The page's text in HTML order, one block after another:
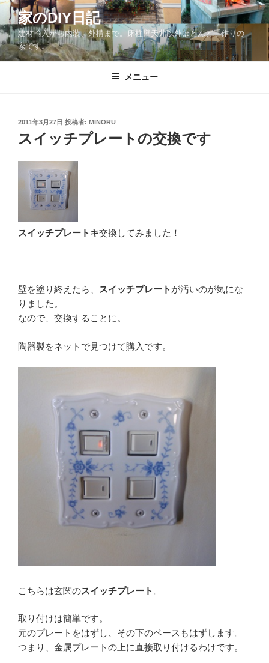
コ
テ
ン
ツ
家のDIY日記
建材輸入から内装、外構まで。床柱壁天井以外ほとんど手作りの
家です。
メニュー
投
稿
日:
2011年3月27日 投稿者: MINORU
スイッチプレートの交換です
スイッチプレートキ交換してみました！
壁を塗り終えたら、 スイッチプレート が汚いのが気にな
りました。
なので、交換することに。
陶器製をネットで見つけて購入です。
こちらは玄関のスイッチプレート 。
取り付けは簡単です。
元のプレートをはずし、その下のベースもはずします。
つまり、金属プレートの上に直接取り付けるわけです。